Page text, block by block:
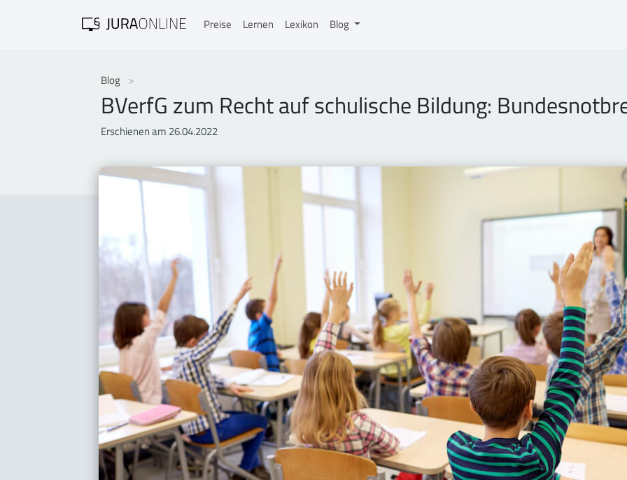
Preise Lernen Lexikon Blog
Blog
BVerfG zum Recht auf schulische Bildung:
Erschienen am 26.04.2022